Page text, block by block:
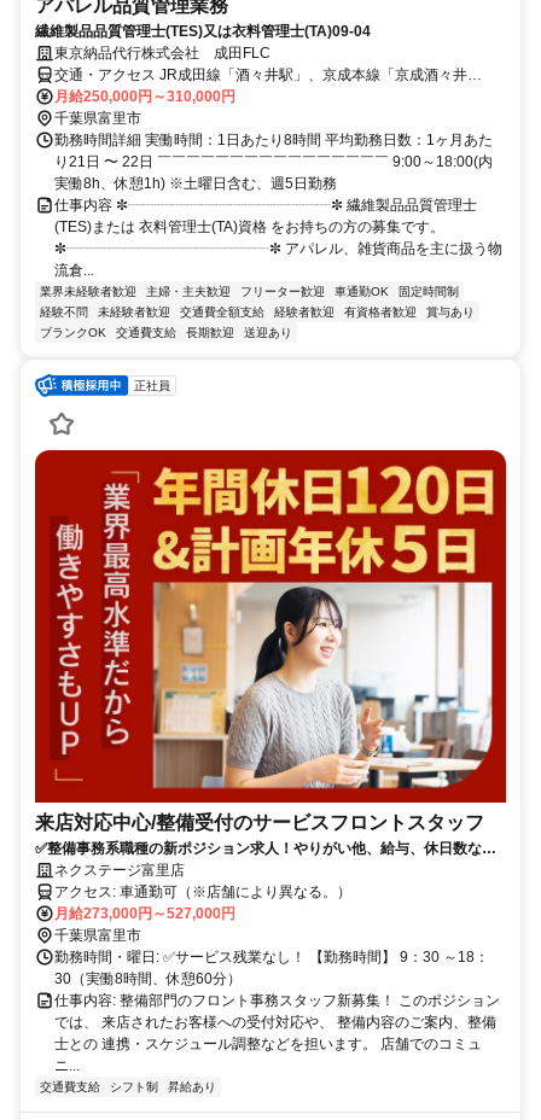
アパレル品質管理業務
繊維製品品質管理士(TES)又は衣料管理士(TA)09-04
東京納品代行株式会社 成田FLC
交通・アクセス JR成田線「酒々井駅」、京成本線「京成酒々井
駅」、JR総武本線「榎戸駅」から各車15分
月給250,000円～310,000円
千葉県富里市
勤務時間詳細 実働時間：1日あたり8時間 平均勤務日数：1ヶ月あた
り21日 〜 22日 ￣￣￣￣￣￣￣￣￣￣￣￣￣￣￣￣ 9:00～18:00(内
実働8h、休憩1h) ※土曜日含む、週5日勤務
仕事内容 ✼┈┈┈┈┈┈┈┈┈┈┈┈┈┈✼ 繊維製品品質管理士
(TES)または 衣料管理士(TA)資格 をお持ちの方の募集です。
✼┈┈┈┈┈┈┈┈┈┈┈┈┈┈✼ アパレル、雑貨商品を主に扱う物
流倉...
業界未経験者歓迎 主婦・主夫歓迎 フリーター歓迎 車通勤OK
固定時間制
経験不問
未経験者歓迎 交通費全額支給 経験者歓迎 有資格者歓迎
賞与あり
ブランクOK
交通費支給 長期歓迎 送迎あり
正社員
来店対応中心/整備受付のサービスフロントスタッフ
✅整備事務系職種の新ポジション求人！やりがい他、給与、休日数など
の働きやすさもポイント！
ネクステージ富里店
アクセス: 車通勤可（※店舗により異なる。）
月給273,000円～527,000円
千葉県富里市
勤務時間・曜日: ✅サービス残業なし！ 【勤務時間】 9：30 ～18：
30（実働8時間、休憩60分）
仕事内容: 整備部門のフロント事務スタッフ新募集！ このポジション
では、 来店されたお客様への受付対応や、 整備内容のご案内、整備
士との 連携・スケジュール調整などを担います。 店舗でのコミュ
ニ...
交通費支給 シフト制 昇給あり